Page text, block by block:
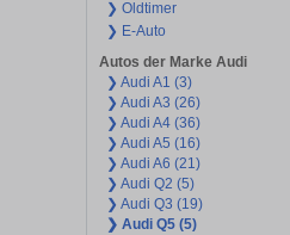
❯ Oldtimer
❯ E-Auto
Autos der Marke Audi
❯ Audi A1 (3)
❯ Audi A3 (26)
❯ Audi A4 (36)
❯ Audi A5 (16)
❯ Audi A6 (21)
❯ Audi Q2 (5)
❯ Audi Q3 (19)
❯ Audi Q5 (5)